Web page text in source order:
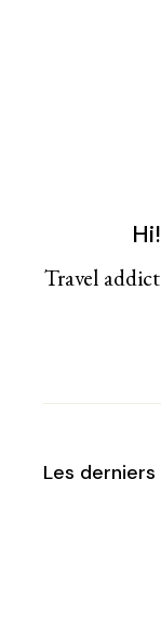
Travel
Les